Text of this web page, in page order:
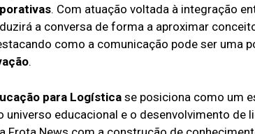
. Com atuação voltada à integração
a conversa de forma a aproximar
como a comunicação pode ser uma
.
para Logística se posiciona como um
universo educacional e o desenvolvimento de